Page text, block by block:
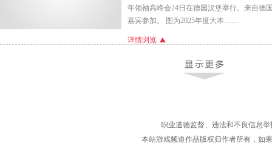
年领袖高峰会24日在德国汉堡举行。来自德
嘉宾参加。 图为2025年度大本……
详情浏览
职业道德监督、违法和不良信息举
本站游戏频道作品版权归作者所有，如